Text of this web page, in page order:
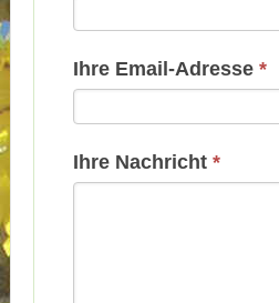
Ihre Email-Adresse *
Ihre Nachricht *